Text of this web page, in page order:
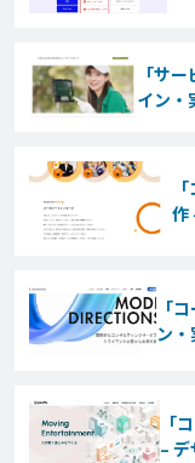
「サ
イン・
作
「
ン
「
– デ